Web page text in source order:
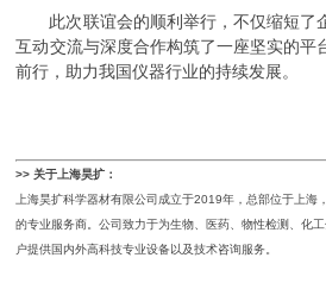
此次联谊会的顺利举行，不仅缩短了
互动交流与深度合作构筑了一座坚实的平
前行，助力我国仪器行业的持续发展。
>> 关于上海昊扩：
上海昊扩科学器材有限公司成立于2019年，总部位于上海
的专业服务商。公司致力于为生物、医药、物性检测、化
户提供国内外高科技专业设备以及技术咨询服务。